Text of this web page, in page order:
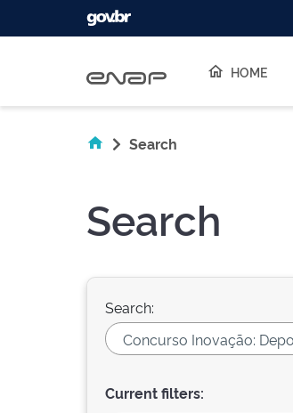
HOME
Search
Search
Search:
Current filters: